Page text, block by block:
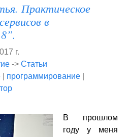
Практическое
в
г.
-> Статьи
программирование
В прошлом
году у меня